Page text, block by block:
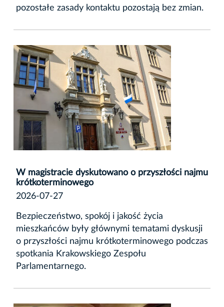
pozostałe zasady kontaktu pozostają bez zmian.
W magistracie dyskutowano o przyszłości najmu
krótkoterminowego
2026-07-27
Bezpieczeństwo, spokój i jakość życia
mieszkańców były głównymi tematami dyskusji
o przyszłości najmu krótkoterminowego podczas
spotkania Krakowskiego Zespołu
Parlamentarnego.